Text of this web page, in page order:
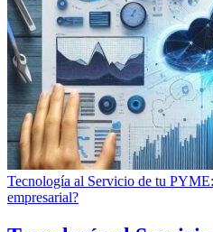
Tecnología al Servicio de tu
empresarial?